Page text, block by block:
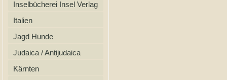
Inselbücherei Insel Verlag
Italien
Jagd Hunde
Judaica / Antijudaica
Kärnten